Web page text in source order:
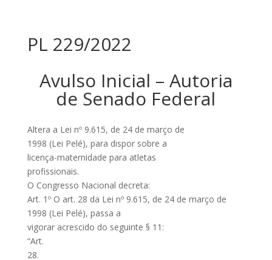
PL 229/2022
Avulso Inicial – Autoria
de Senado Federal
Altera a Lei nº 9.615, de 24 de março de
1998 (Lei Pelé), para dispor sobre a
licença-maternidade para atletas
profissionais.
O Congresso Nacional decreta:
Art. 1º O art. 28 da Lei nº 9.615, de 24 de março de
1998 (Lei Pelé), passa a
vigorar acrescido do seguinte § 11:
“Art.
28.